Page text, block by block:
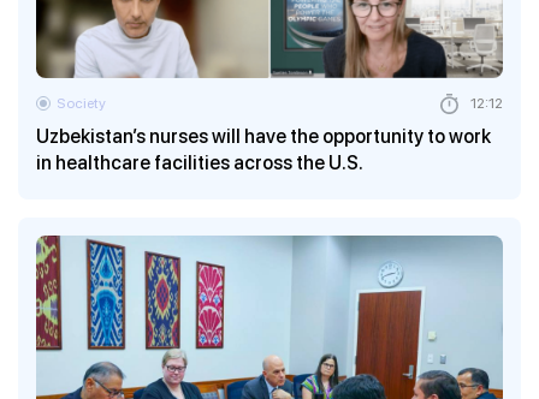
Uzbekistan’s nurses will have the opportunity to work
in healthcare facilities across the U.S.
Society 12:12